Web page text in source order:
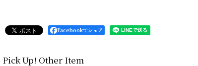
Facebookでシェア
Pick Up! Other Item